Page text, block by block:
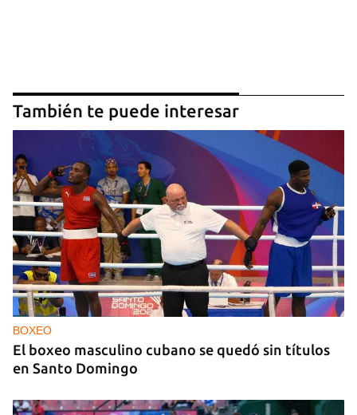
También te puede interesar
BOXEO
El boxeo masculino cubano se quedó sin títulos
en Santo Domingo